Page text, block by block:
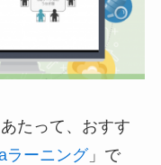
たって、おすす
ラーニング」で